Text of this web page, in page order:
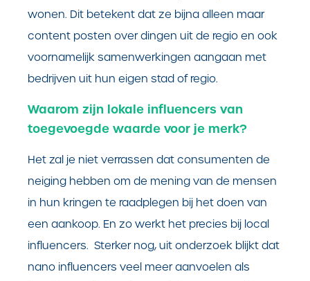
wonen. Dit betekent dat ze bijna alleen maar
content posten over dingen uit de regio en ook
voornamelijk samenwerkingen aangaan met
bedrijven uit hun eigen stad of regio.
Waarom zijn lokale influencers van
toegevoegde waarde voor je merk?
Het zal je niet verrassen dat consumenten de
neiging hebben om de mening van de mensen
in hun kringen te raadplegen bij het doen van
een aankoop. En zo werkt het precies bij local
influencers. Sterker nog, uit onderzoek blijkt dat
nano influencers veel meer aanvoelen als